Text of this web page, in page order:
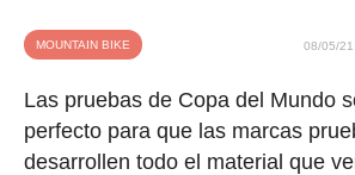
MOUNTAIN BIKE 08/05/
Las pruebas de Copa del Mundo
perfecto para que las marcas
desarrollen todo el material que